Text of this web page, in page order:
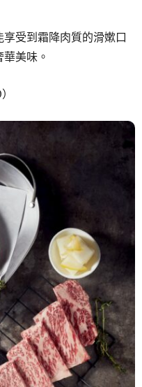
受到霜降肉質的滑嫰口
美味。